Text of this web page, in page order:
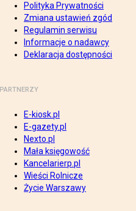
Polityka Prywatności
Zmiana ustawień zgód
Regulamin serwisu
Informacje o nadawcy
Deklaracja dostępności
PARTNERZY
E-kiosk.pl
E-gazety.pl
Nexto.pl
Mała księgowość
Kancelarierp.pl
Wieści Rolnicze
Życie Warszawy